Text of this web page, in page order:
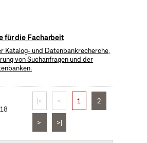
für die Facharbeit
Katalog- und Datenbankrecherche,
von Suchanfragen und der
|< < 1 2
> >|